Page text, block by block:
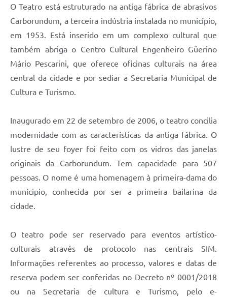
O Teatro está estruturado na antiga fábrica de abrasivos
Carborundum, a terceira indústria instalada no município,
em 1953. Está inserido em um complexo cultural que
também abriga o Centro Cultural Engenheiro Güerino
Mário Pescarini, que oferece oficinas culturais na área
central da cidade e por sediar a Secretaria Municipal de
Cultura e Turismo.
Inaugurado em 22 de setembro de 2006, o teatro concilia
modernidade com as características da antiga fábrica. O
lustre de seu foyer foi feito com os vidros das janelas
originais da Carborundum. Tem capacidade para 507
pessoas. O nome é uma homenagem à primeira-dama do
munícipio, conhecida por ser a primeira bailarina da
cidade.
O teatro pode ser reservado para eventos artístico-
culturais através de protocolo nas centrais SIM.
Informações referentes ao processo, valores e datas de
reserva podem ser conferidas no Decreto nº 0001/2018
ou na Secretaria de cultura e Turismo, pelo e-